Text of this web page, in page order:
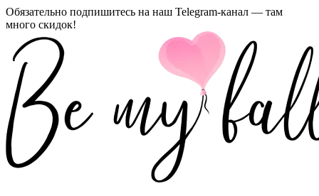
Обязательно подпишитесь на наш Telegram-канал — там
много скидок!